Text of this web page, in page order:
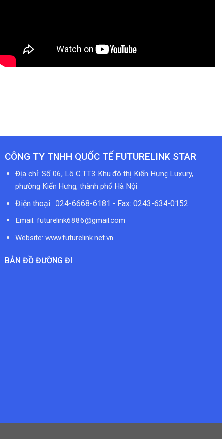
CÔNG TY TNHH QUỐC TẾ FUTURELINK STAR
Địa chỉ: Số 06, Lô C.TT3 Khu đô thị Kiến Hưng Luxury,
phường Kiến Hưng, thành phố Hà Nội
Điện thoại : 024-6668-6181 - Fax: 0243-634-0152
Email: futurelink6886@gmail.com
Website: www.futurelink.net.vn
BẢN ĐỒ ĐƯỜNG ĐI